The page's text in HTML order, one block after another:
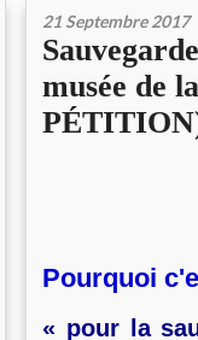
21 Septembre 2017
musée de
Pourquoi
« pour la